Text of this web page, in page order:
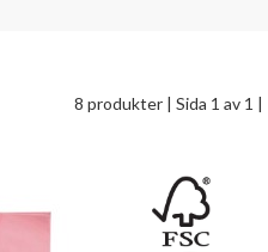
8 produkter | Sida 1 av 1 |